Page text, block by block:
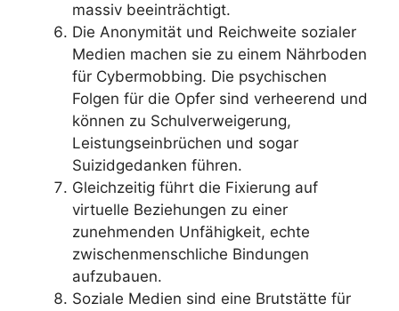
massiv beeinträchtigt.
Die Anonymität und Reichweite sozialer
Medien machen sie zu einem Nährboden
für Cybermobbing. Die psychischen
Folgen für die Opfer sind verheerend und
können zu Schulverweigerung,
Leistungseinbrüchen und sogar
Suizidgedanken führen.
Gleichzeitig führt die Fixierung auf
virtuelle Beziehungen zu einer
zunehmenden Unfähigkeit, echte
zwischenmenschliche Bindungen
aufzubauen.
Soziale Medien sind eine Brutstätte für